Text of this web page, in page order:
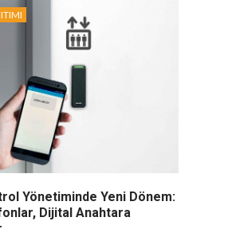
Yönetiminde Yeni Dönem:
Dijital Anahtara